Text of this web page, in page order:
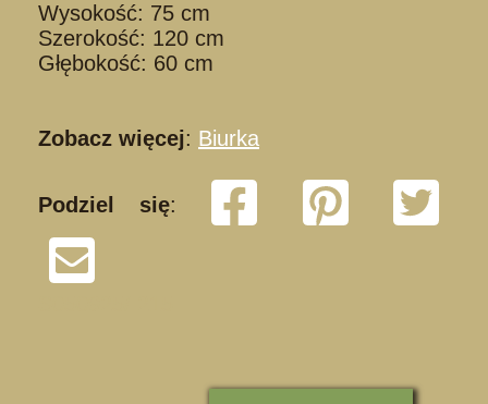
Wysokość: 75 cm
Szerokość: 120 cm
Głębokość: 60 cm
Zobacz więcej: Biurka
Podziel się: